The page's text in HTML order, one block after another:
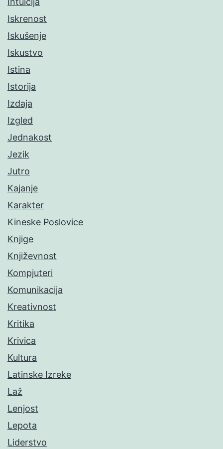
Iskrenost
Iskušenje
Iskustvo
Istina
Istorija
Izdaja
Izgled
Jednakost
Jezik
Jutro
Kajanje
Karakter
Kineske Poslovice
Knjige
Književnost
Kompjuteri
Komunikacija
Kreativnost
Kritika
Krivica
Kultura
Latinske Izreke
Laž
Lenjost
Lepota
Liderstvo